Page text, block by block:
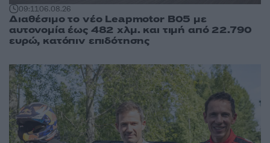
09:1106.08.26
Διαθέσιμο το νέο Leapmotor B05 με
αυτονομία έως 482 χλμ. και τιμή από 22.790
ευρώ, κατόπιν επιδότησης